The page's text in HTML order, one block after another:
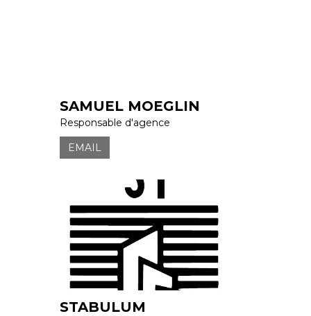
SAMUEL MOEGLIN
Responsable d'agence
EMAIL
STABULUM